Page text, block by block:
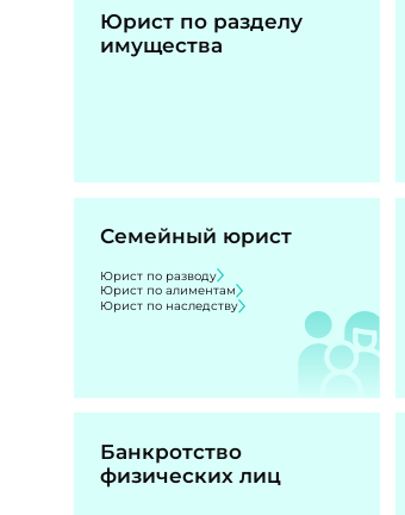
Юрист по разделу
имущества
Семейный юрист
Юрист по разводу
Юрист по алиментам
Юрист по наследству
Банкротство
физических лиц